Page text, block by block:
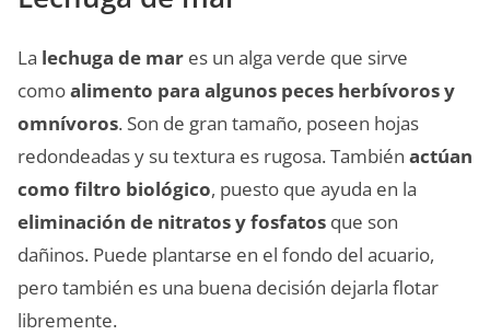
La lechuga de mar es un alga verde que sirve
comoalimento para algunos peces herbívoros y
omnívoros. Son de gran tamaño, poseen hojas
redondeadas y su textura es rugosa. También actúan
como filtro biológico, puesto que ayuda en la
eliminación de nitratos y fosfatos que son
dañinos. Puede plantarse en el fondo del acuario,
pero también es una buena decisión dejarla flotar
libremente.